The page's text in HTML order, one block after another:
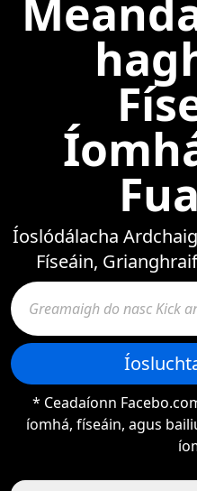
Íoslódálacha
Físeáin,
* Ceadaíonn
íomhá, físeáin, agus